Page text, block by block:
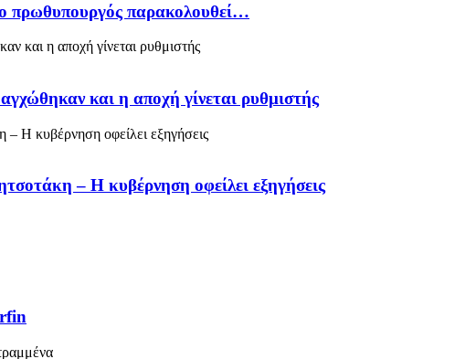
πρωθυπουργός παρακολουθεί…
και η αποχή γίνεται ρυθμιστής
– Η κυβέρνηση οφείλει εξηγήσεις